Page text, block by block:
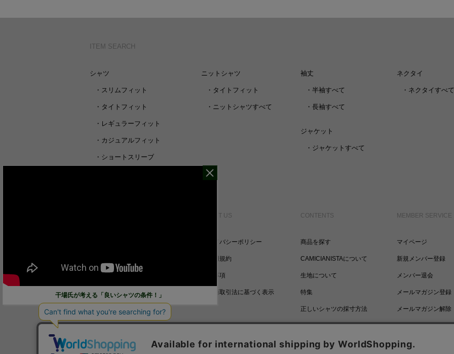
ITEM SEARCH
シャツ
・ スリムフィット
・ タイトフィット
・ レギュラーフィット
・ カジュアルフィット
・ ショートスリーブ
ニットシャツ
・ タイトフィット
・ ニットシャツすべて
袖丈
・ 半袖すべて
・ 長袖すべて
ジャケット
・ ジャケットすべて
ネクタイ
・ ネクタイすべて
ご利用ガイド
お問い合わせ
ABOUT US
プライバシーポリシー
ご利用規約
免責事項
特定商取引法に基づく表示
CONTENTS
商品を探す
CAMICIANISTAについて
生地について
特集
正しいシャツの採寸方法
MEMBER SERVICE
マイページ
新規メンバー登録
メンバー退会
メールマガジン登録
メールマガジン解除
ポイントについて
干場氏が考える「良いシャツの条件！」